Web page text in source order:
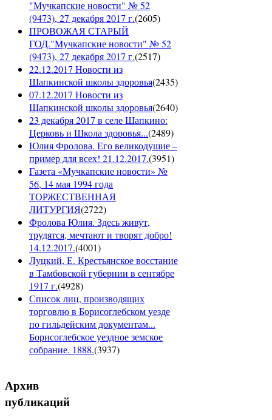
"Мучкапские новости" № 52
(9473), 27 декабря 2017 г.(2605)
ПРОВОЖАЯ СТАРЫЙ
ГОД."Мучкапские новости" № 52
(9473), 27 декабря 2017 г.(2517)
22.12.2017 Новости из
Шапкинской школы здоровья(2435)
07.12.2017 Новости из
Шапкинской школы здоровья(2640)
23 декабря 2017 в селе Шапкино:
Церковь и Школа здоровья...(2489)
Юлия Фролова. Его великодушие –
пример для всех! 21.12.2017.(3951)
Газета «Мучкапские новости» №
56, 14 мая 1994 года
ТОРЖЕСТВЕННАЯ
ЛИТУРГИЯ(2722)
Фролова Юлия. Здесь живут,
трудятся, мечтают и творят добро!
14.12.2017.(4001)
Луцкий, Е. Крестьянское восстание
в Тамбовской губернии в сентябре
1917 г.(4928)
Список лиц, производящих
торговлю в Борисоглебском уезде
по гильдейским документам...
Борисоглебское уездное земское
собрание. 1888.(3937)
Архив
публикаций